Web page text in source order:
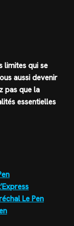
limites qui se
aussi devenir
pas que la
essentielles
Le Pen